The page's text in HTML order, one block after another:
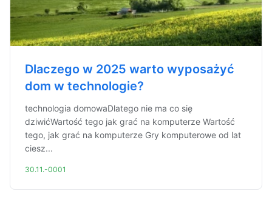
Dlaczego w 2025 warto wyposażyć
dom w technologie?
technologia domowaDlatego nie ma co się
dziwićWartość tego jak grać na komputerze Wartość
tego, jak grać na komputerze Gry komputerowe od lat
ciesz...
30.11.-0001